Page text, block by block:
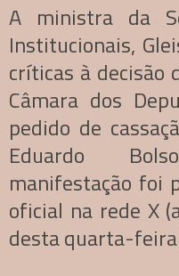
A ministra da
Institucionais,
críticas à decisão
Câmara dos
pedido de
Eduardo
manifestação foi
oficial na rede X
desta quarta-feira